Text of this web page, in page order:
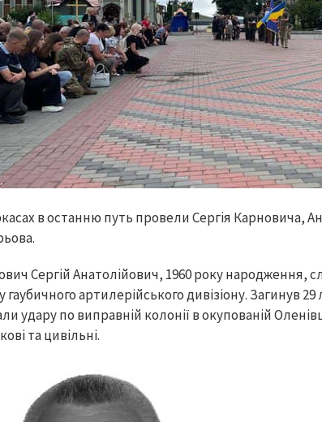
в останню путь провели Сергія Карновича,
Сергій Анатолійович, 1960 року народження,
гаубичного артилерійського дивізіону. Загинув
удару по виправній колонії в окупованій
та цивільні.